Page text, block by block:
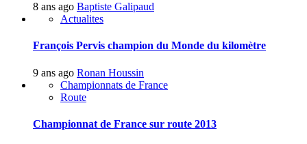
8 ans ago Baptiste Galipaud
Actualites
François Pervis champion du Monde du kilomètre
9 ans ago Ronan Houssin
Championnats de France
Route
Championnat de France sur route 2013